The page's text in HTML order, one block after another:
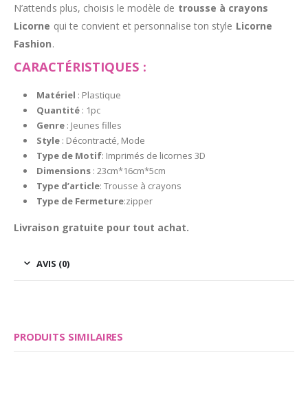
N’attends plus, choisis le modèle de trousse à crayons
Licorne qui te convient et personnalise ton style Licorne
Fashion.
CARACTÉRISTIQUES :
Matériel : Plastique
Quantité : 1pc
Genre : Jeunes filles
Style : Décontracté, Mode
Type de Motif: Imprimés de licornes 3D
Dimensions: 23cm*16cm*5cm
Type d’article: Trousse à crayons
Type de Fermeture:zipper
Livraison gratuite pour tout achat.
AVIS (0)
PRODUITS SIMILAIRES